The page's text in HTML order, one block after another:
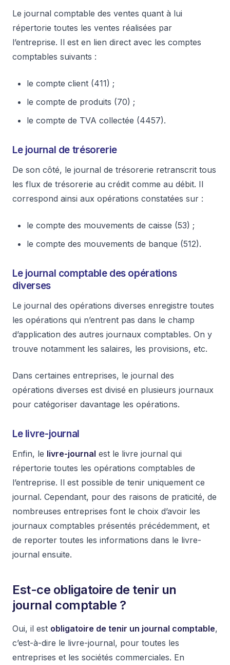
Le journal comptable des ventes quant à lui
répertorie toutes les ventes réalisées par
l’entreprise. Il est en lien direct avec les comptes
comptables suivants :
le compte client (411) ;
le compte de produits (70) ;
le compte de TVA collectée (4457).
Le journal de trésorerie
De son côté, le journal de trésorerie retranscrit tous
les flux de trésorerie au crédit comme au débit. Il
correspond ainsi aux opérations constatées sur :
le compte des mouvements de caisse (53) ;
le compte des mouvements de banque (512).
Le journal comptable des opérations
diverses
Le journal des opérations diverses enregistre toutes
les opérations qui n’entrent pas dans le champ
d’application des autres journaux comptables. On y
trouve notamment les salaires, les provisions, etc.
Dans certaines entreprises, le journal des
opérations diverses est divisé en plusieurs journaux
pour catégoriser davantage les opérations.
Le livre-journal
Enfin, le livre-journal est le livre journal qui
répertorie toutes les opérations comptables de
l’entreprise. Il est possible de tenir uniquement ce
journal. Cependant, pour des raisons de praticité, de
nombreuses entreprises font le choix d’avoir les
journaux comptables présentés précédemment, et
de reporter toutes les informations dans le livre-
journal ensuite.
Est-ce obligatoire de tenir un
journal comptable ?
Oui, il est obligatoire de tenir un journal comptable,
c’est-à-dire le livre-journal, pour toutes les
entreprises et les sociétés commerciales. En